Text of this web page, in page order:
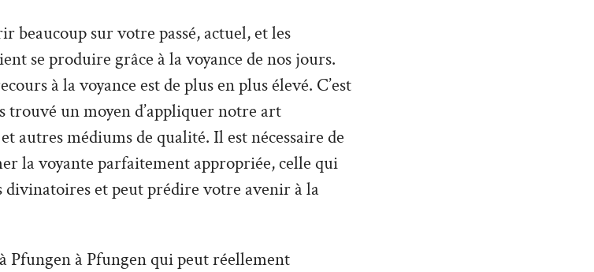
beaucoup sur votre passé, actuel, et les
se produire grâce à la voyance de nos jours.
à la voyance est de plus en plus élevé. C’est
trouvé un moyen d’appliquer notre art
autres médiums de qualité. Il est nécessaire de
la voyante parfaitement appropriée, celle qui
et peut prédire votre avenir à la
Pfungen à Pfungen qui peut réellement